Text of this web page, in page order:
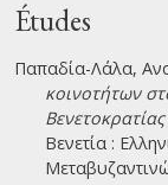
Études
Παπαδία-Λάλα,
κοινοτήτων
Βενετία :